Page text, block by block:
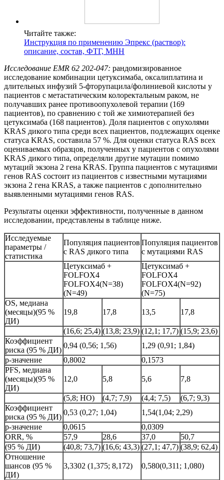
Читайте также:
Инструкция по применению Эпрекс (раствор):
описание, состав, ФТГ, МНН
Исследование EMR 62 202-047: рандомизированное
исследование комбинации цетуксимаба, оксалиплатина и
длительных инфузий 5-фторупацила/фолиниевой кислоты у
пациентов с метастатическим колоректальным раком, не
получавших ранее противоопухолевой терапии (169
пациентов), по сравнению с той же химиотерапией без
цетуксимаба (168 пациентов). Доля пациентов с опухолями
KRAS дикого типа среди всех пациентов, подлежащих оценке
статуса KRAS, составила 57 %. Для оценки статуса RAS всех
оцениваемых образцов, полученных у пациентов с опухолями
KRAS дикого типа, определяли другие мутации помимо
мутаций экзона 2 гена KRAS. Группа пациентов с мутациями
генов RAS состоит из пациентов с известными мутациями
экзона 2 гена KRAS, а также пациентов с дополнительно
выявленными мутациями генов RAS.
Результаты оценки эффективности, полученные в данном
исследовании, представлены в таблице ниже.
Исследуемые
параметры /
статистика
Популяция пациентов
с RAS дикого типа
Популяция пациентов
с мутациями RAS
Цетуксимаб +
FOLFOX4
FOLFOX4(N=38)
(N=49)
Цетуксимаб +
FOLFOX4
FOLFOX4(N=92)
(N=75)
OS, медиана
(месяцы)(95 %
ДИ)
19,8 17,8 13,5 17,8
(16,6; 25,4) (13,8; 23,9) (12,1; 17,7) (15,9; 23,6)
Коэффициент
риска (95 % ДИ)
0,94 (0,56; 1,56)
1,29 (0,91; 1,84)
р-значение
0,8002
0,1573
PFS, медиана
(месяцы)(95 %
ДИ)
12,0 5,8 5,6 7,8
(5,8; НО) (4,7; 7,9) (4,4; 7,5)
(6,7; 9,3)
Коэффициент
риска (95 % ДИ)
0,53 (0,27; 1,04)
1,54(1,04; 2,29)
р-значение
0,0615
0,0309
ORR, %
57,9 28,6 37,0
50,7
(95 % ДИ)
(40,8; 73,7) (16,6; 43,3) (27,1; 47,7) (38,9; 62,4)
Отношение
шансов (95 %
ДИ)
3,3302 (1,375; 8,172) 0,580(0,311; 1,080)